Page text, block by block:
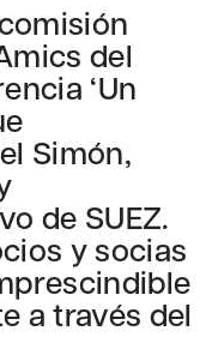
del
‘Un
Simón,
de SUEZ.
y socias
a través del